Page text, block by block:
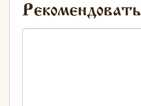
Рекомендовать